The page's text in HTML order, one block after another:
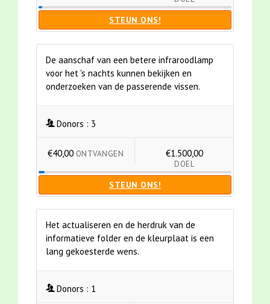
STEUN ONS!
De aanschaf van een betere infraroodlamp
voor het 's nachts kunnen bekijken en
onderzoeken van de passerende vissen.
Donors : 3
€40,00 ONTVANGEN €1.500,00
DOEL
STEUN ONS!
Het actualiseren en de herdruk van de
informatieve folder en de kleurplaat is een
lang gekoesterde wens.
Donors : 1